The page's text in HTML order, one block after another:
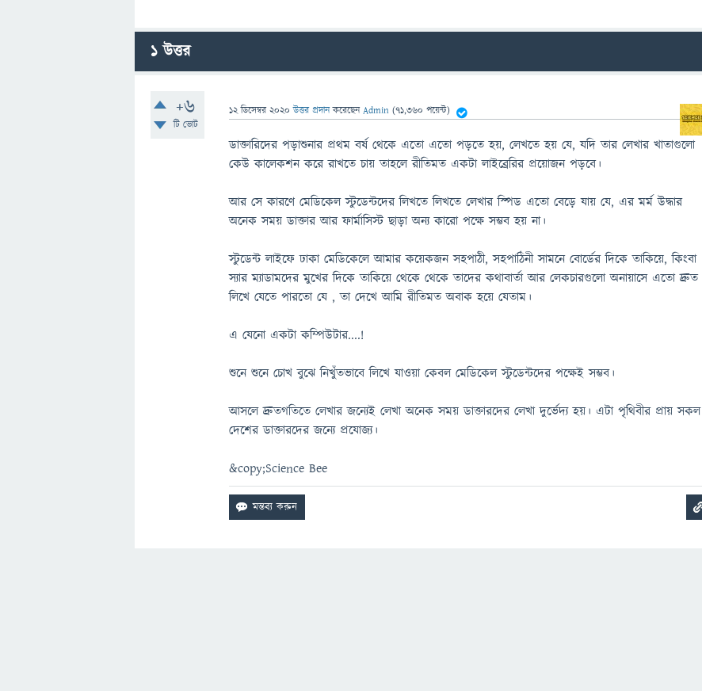
1উত্তর
+6
টি ভোট
12 ডিসেম্বর 2020 উত্তর প্রদান করেছেনAdmin (71,360 পয়েন্ট)
ডাক্তারিদের পড়াশুনার প্রথম বর্ষ থেকে এতো এতো পড়তে হয়, লেখতে হয় যে, যদি তার লেখার খাতাগুলো
কেউ কালেকশন করে রাখতে চায় তাহলে রীতিমত একটা লাইব্রেরির প্রয়োজন পড়বে।
আর সে কারণে মেডিকেল স্টুডেন্টদের লিখতে লিখতে লেখার স্পিড এতো বেড়ে যায় যে, এর মর্ম উদ্ধার
অনেক সময় ডাক্তার আর ফার্মাসিস্ট ছাড়া অন্য কারো পক্ষে সম্ভব হয় না।
স্টুডেন্ট লাইফে ঢাকা মেডিকেলে আমার কয়েকজন সহপাঠী, সহপাঠিনী সামনে বোর্ডের দিকে তাকিয়ে, কিংবা
স্যার ম্যাডামদের মুখের দিকে তাকিয়ে থেকে থেকে তাদের কথাবার্তা আর লেকচারগুলো অনায়াসে এতো দ্রুত
লিখে যেতে পারতো যে , তা দেখে আমি রীতিমত অবাক হয়ে যেতাম।
এ যেনো একটা কম্পিউটার....!
শুনে শুনে চোখ বুঝে নিখুঁতভাবে লিখে যাওয়া কেবল মেডিকেল স্টুডেন্টদের পক্ষেই সম্ভব।
আসলে দ্রুতগতিতে লেখার জন্যেই লেখা অনেক সময় ডাক্তারদের লেখা দুর্ভেদ্য হয়। এটা পৃথিবীর প্রায় সকল
দেশের ডাক্তারদের জন্যে প্রযোজ্য।
&copy;Science Bee